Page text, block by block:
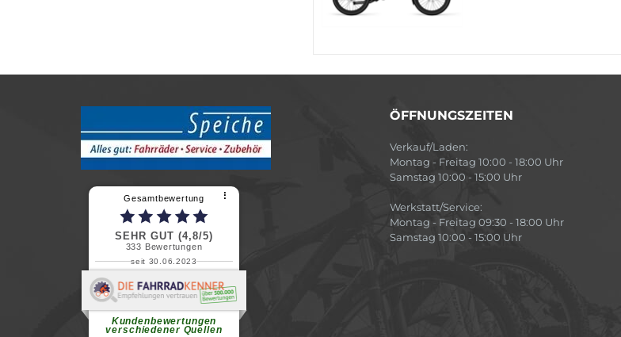
Gesamtbewertung ⠇
SEHR GUT (4,8/5)
333 Bewertungen
seit 30.06.2023
Kundenbewertungen
verschiedener Quellen
Renate H.
Vielen Dank für ein herzliches
ÖFFNUNGSZEITEN
Verkauf/Laden:
Montag - Freitag 10:00 - 18:00 Uhr
Samstag 10:00 - 15:00 Uhr
Werkstatt/Service:
Montag - Freitag 09:30 - 18:00 Uhr
Samstag 10:00 - 15:00 Uhr